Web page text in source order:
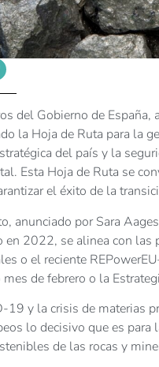
del Gobierno de
la Hoja de Ruta para la
del país y la
Esta Hoja de Ruta se
el éxito de la
anunciado por Sara
2022, se alinea con
o el reciente
de febrero o la
19 y la crisis de materias
lo decisivo que es
de las rocas y